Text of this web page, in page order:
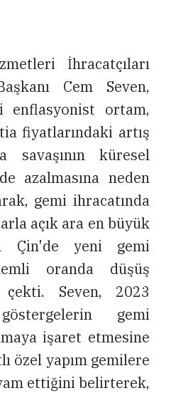
İhracatçıları
Cem Seven,
enflasyonist ortam,
fiyatlarındaki artış
savaşının küresel
azalmasına neden
gemi ihracatında
açık ara en büyük
Çin'de yeni gemi
oranda düşüş
Seven, 2023
gemi
işaret etmesine
özel yapım gemilere
ettiğini belirterek,